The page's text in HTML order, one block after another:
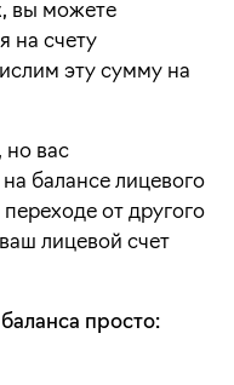
вы можете
на счету
эту сумму на
но вас
балансе лицевого
от другого
лицевой счет
просто: